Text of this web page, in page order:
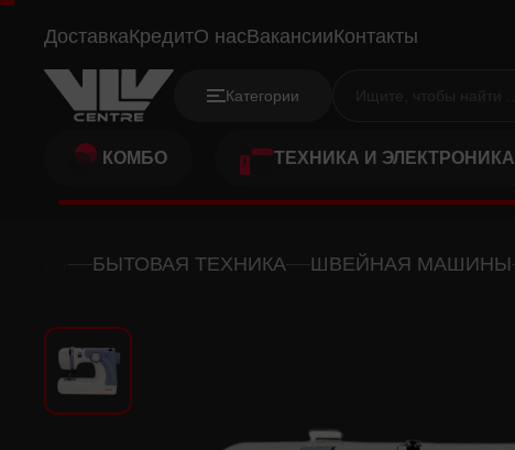
JANOME 639X
ДоставкаКредитО насВакансииКонтакты
Категории
КОМБО ТЕХНИКА И ЭЛЕКТРОНИКА
БЫТОВАЯ ТЕХНИКА ШВЕЙНАЯ МАШИНЫ